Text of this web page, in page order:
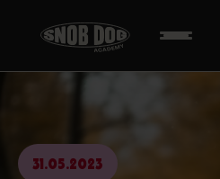
31.05.2023